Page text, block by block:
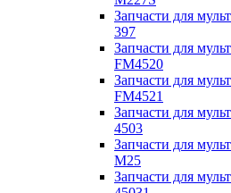
Запчасти для
397
Запчасти для
FM4520
Запчасти для
FM4521
Запчасти для
4503
Запчасти для
M25
Запчасти для